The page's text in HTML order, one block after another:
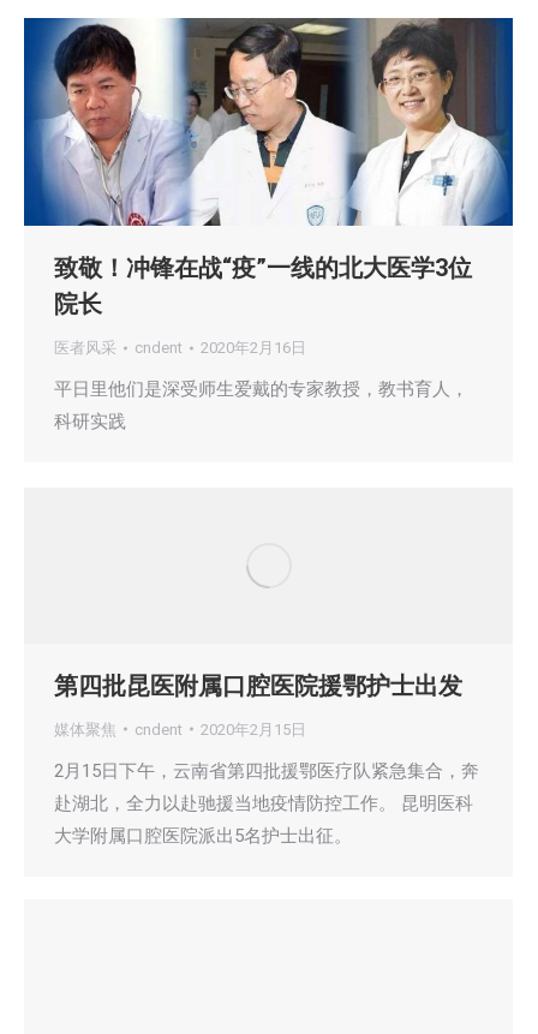
致敬！冲锋在战“疫”一线的北大医学3位
院长
医者风采 cndent 2020年2月16日
平日里他们是深受师生爱戴的专家教授，教书育人，
科研实践
第四批昆医附属口腔医院援鄂护士出发
媒体聚焦 cndent 2020年2月15日
2月15日下午，云南省第四批援鄂医疗队紧急集合，奔
赴湖北，全力以赴驰援当地疫情防控工作。 昆明医科
大学附属口腔医院派出5名护士出征。